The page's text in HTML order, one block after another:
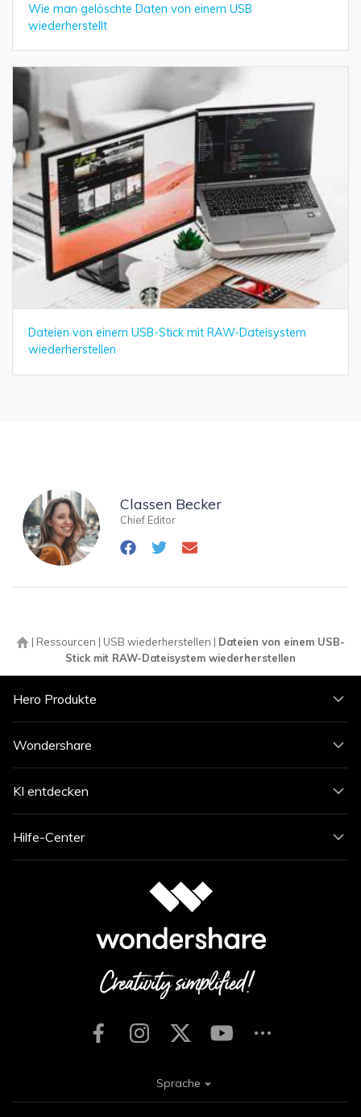
Wie man gelöschte Daten von einem USB
wiederherstellt
Dateien von einem USB-Stick mit RAW-Dateisystem
wiederherstellen
Classen Becker
Chief Editor
| Ressourcen | USB wiederherstellen | Dateien von einem USB-
Stick mit RAW-Dateisystem wiederherstellen
Hero Produkte
Wondershare
KI entdecken
Hilfe-Center
Sprache